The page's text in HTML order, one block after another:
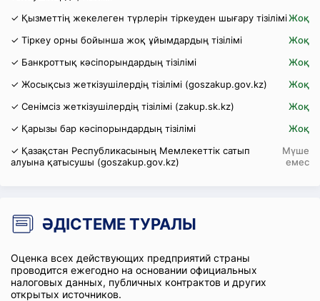
✓ Қызметтің жекелеген түрлерін тіркеуден шығару тізіліміЖоқ
✓ Тіркеу орны бойынша жоқ ұйымдардың тізілімі
Жоқ
✓ Банкроттық кәсіпорындардың тізілімі
Жоқ
✓ Жосықсыз жеткізушілердің тізілімі (goszakup.gov.kz)
Жоқ
✓ Сенімсіз жеткізушілердің тізілімі (zakup.sk.kz)
Жоқ
✓ Қарызы бар кәсіпорындардың тізілімі
Жоқ
✓ Қазақстан Республикасының Мемлекеттік сатып
алуына қатысушы (goszakup.gov.kz)
Мүше
емес
ӘДІСТЕМЕ ТУРАЛЫ
Оценка всех действующих предприятий страны
проводится ежегодно на основании официальных
налоговых данных, публичных контрактов и других
открытых источников.